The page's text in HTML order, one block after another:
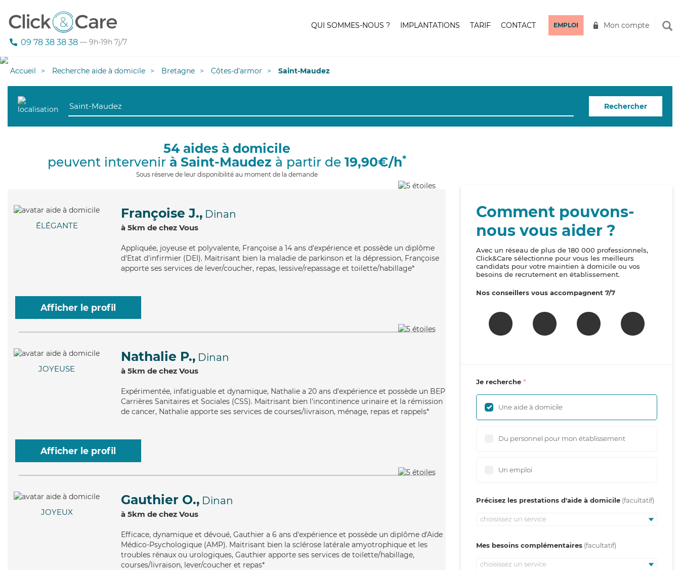
09 78 38 38 38 — 9h-19h 7j/7
QUI SOMMES-NOUS ? IMPLANTATIONS TARIF CONTACT EMPLOI Mon compte
Accueil Recherche aide à domicile Bretagne Côtes-d'armor Saint-Maudez
Rechercher
54 aides à domicile
peuvent intervenir à Saint-Maudez à partir de 19,90€/h*
Sous réserve de leur disponibilité au moment de la demande
ÉLÉGANTE
Françoise J., Dinan
à 5km de chez Vous
Appliquée, joyeuse et polyvalente, Françoise a 14 ans d'expérience et possède un diplôme
d'Etat d'infirmier (DEI). Maitrisant bien la maladie de parkinson et la dépression, Françoise
apporte ses services de lever/coucher, repas, lessive/repassage et toilette/habillage*
Afficher le profil
JOYEUSE
Nathalie P., Dinan
à 5km de chez Vous
Expérimentée, infatiguable et dynamique, Nathalie a 20 ans d'expérience et possède un BEP
Carrières Sanitaires et Sociales (CSS). Maitrisant bien l'incontinence urinaire et la rémission
de cancer, Nathalie apporte ses services de courses/livraison, ménage, repas et rappels*
Afficher le profil
JOYEUX
Gauthier O., Dinan
à 5km de chez Vous
Efficace, dynamique et dévoué, Gauthier a 6 ans d'expérience et possède un diplôme d'Aide
Médico-Psychologique (AMP). Maitrisant bien la sclérose latérale amyotrophique et les
troubles rénaux ou urologiques, Gauthier apporte ses services de toilette/habillage,
courses/livraison, lever/coucher et repas*
Comment pouvons-
nous vous aider ?
Avec un réseau de plus de 180 000 professionnels,
Click&Care sélectionne pour vous les meilleurs
candidats pour votre maintien à domicile ou vos
besoins de recrutement en établissement.
Nos conseillers vous accompagnent 7/7
Je recherche
Une aide à domicile
Du personnel pour mon établissement
Un emploi
Précisez les prestations d'aide à domicile
choisissez un service
Mes besoins complémentaires
choisissez un service